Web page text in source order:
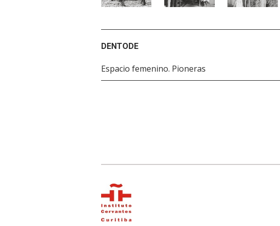
DENTODE
Espacio femenino. Pioneras